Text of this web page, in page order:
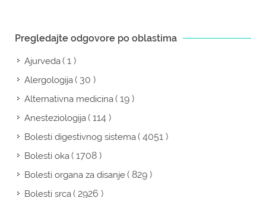
Pregledajte odgovore po oblastima
Ajurveda( 1 )
Alergologija( 30 )
Alternativna medicina( 19 )
Anesteziologija( 114 )
Bolesti digestivnog sistema( 4051 )
Bolesti oka( 1708 )
Bolesti organa za disanje( 829 )
Bolesti srca( 2926 )